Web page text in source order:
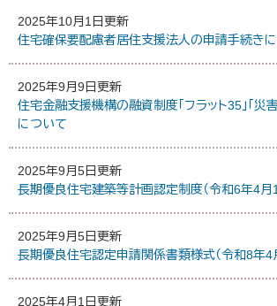
2025年10月1日更新
住宅確保要配慮者居住支援法人の申請手続き
2025年9月9日更新
住宅金融支援機構の融資制度「フラット35」「災
について
2025年9月5日更新
長期優良住宅建築等計画認定制度（令和6年4月1
2025年9月5日更新
長期優良住宅認定申請関係書類様式（令和8年4
2025年4月1日更新